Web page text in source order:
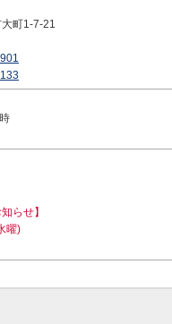
町1-7-21
らせ】
曜)